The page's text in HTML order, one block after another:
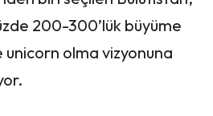
200-300’lük büyüme
olma vizyonuna